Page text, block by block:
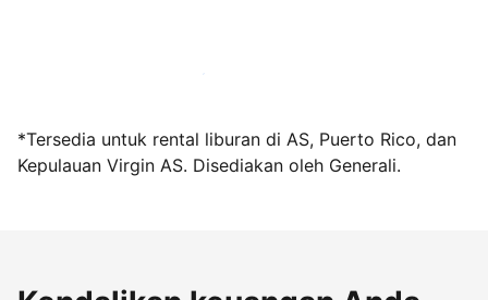
Jadi tuan rumah bersama kami sekarang
*Tersedia untuk rental liburan di AS, Puerto Rico, dan
Kepulauan Virgin AS. Disediakan oleh Generali.